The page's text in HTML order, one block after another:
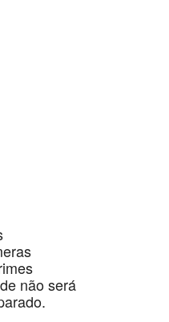
não será